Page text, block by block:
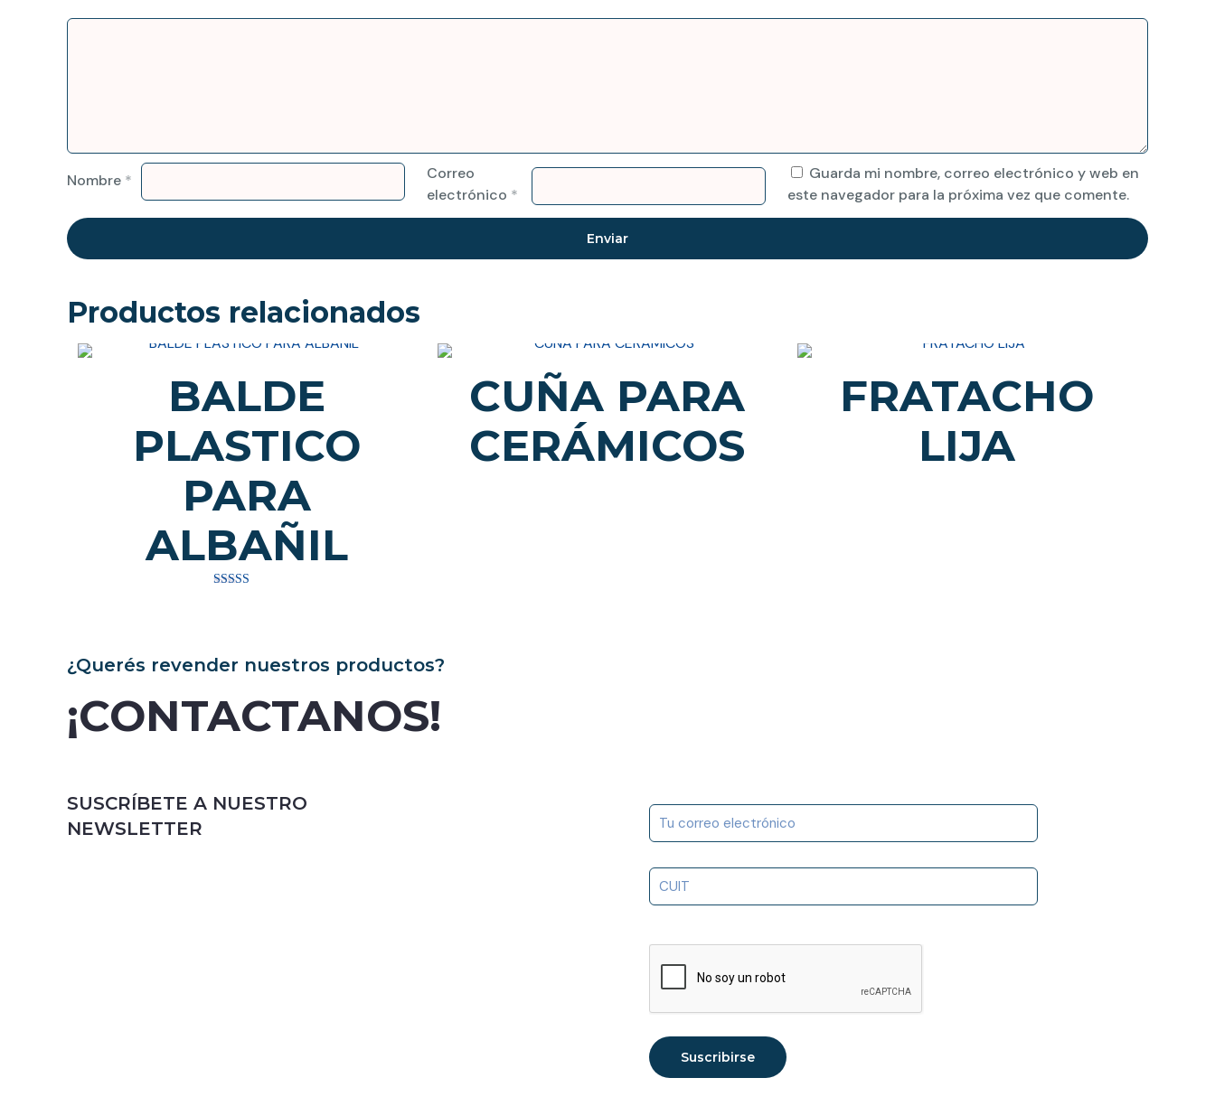
Nombre *
Correo
electrónico *
Guarda mi nombre, correo electrónico y web en
este navegador para la próxima vez que comente.
Productos relacionados
BALDE
PLASTICO
PARA
ALBAÑIL
CUÑA PARA
CERÁMICOS
FRATACHO
LIJA
¿Querés revender nuestros productos?
¡CONTACTANOS!
SUSCRÍBETE A NUESTRO
NEWSLETTER